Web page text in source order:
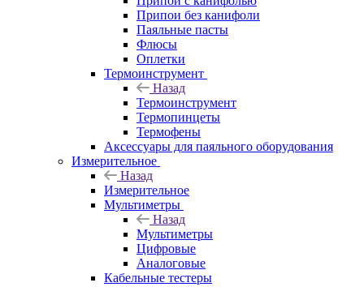
Припои без канифоли
Паяльные пасты
Флюсы
Оплетки
Термоинструмент
Назад
Термоинструмент
Термопинцеты
Термофены
Аксессуары для паяльного оборудования
Измерительное
Назад
Измерительное
Мультиметры
Назад
Мультиметры
Цифровые
Аналоговые
Кабельные тестеры